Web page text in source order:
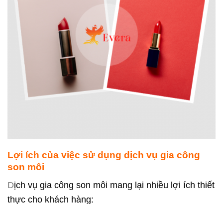
Lợi ích của việc sử dụng dịch vụ gia công
son môi
Dịch vụ gia công son môi mang lại nhiều lợi ích thiết
thực cho khách hàng: